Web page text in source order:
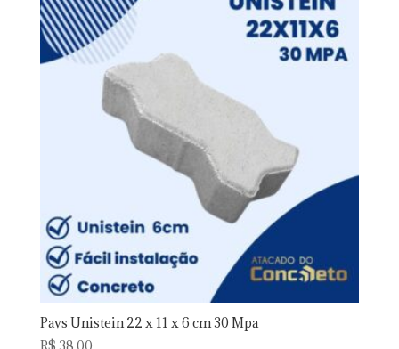
Pavs Unistein 22 x 11 x 6 cm 30 Mpa